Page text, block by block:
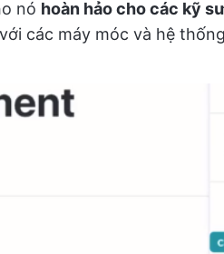
nó hoàn hảo cho các kỹ
các máy móc và hệ